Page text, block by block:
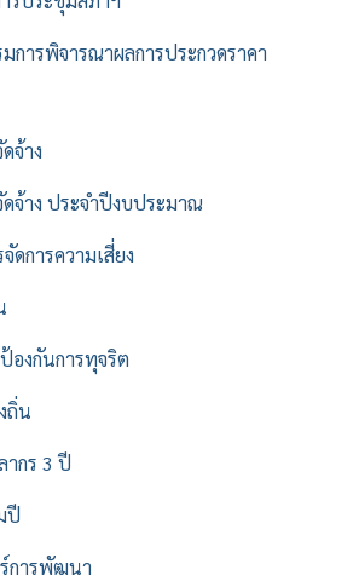
การพิจารณาผลการประกวดราคา
จ้าง
จ้าง ประจำปีงบประมาณ
ดการความเสี่ยง
งกันการทุจริต
ถิ่น
กร 3 ปี
ปี
การพัฒนา